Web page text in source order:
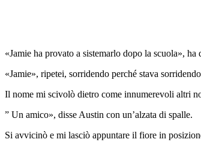
«Jamie ha provato a sistemarlo dopo la scuola»,
«Jamie», ripetei, sorridendo perché stava
Il nome mi scivolò dietro come innumerevoli altri
” Un amico», disse Austin con un’alzata di spalle.
Si avvicinò e mi lasciò appuntare il fiore in